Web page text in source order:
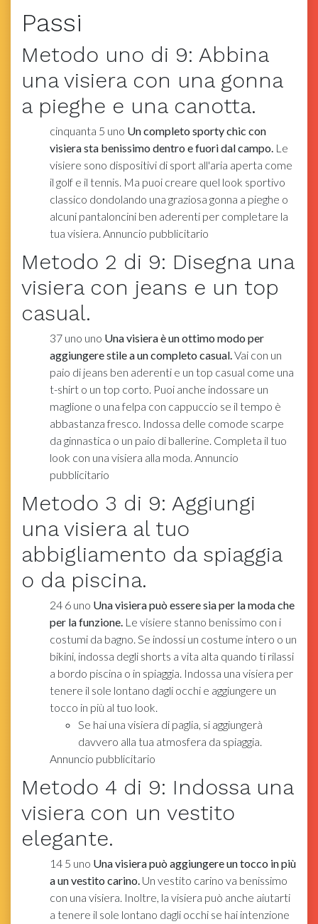
Passi
Metodo uno di 9: Abbina
una visiera con una gonna
a pieghe e una canotta.
cinquanta 5 uno Un completo sporty chic con
visiera sta benissimo dentro e fuori dal campo. Le
visiere sono dispositivi di sport all'aria aperta come
il golf e il tennis. Ma puoi creare quel look sportivo
classico dondolando una graziosa gonna a pieghe o
alcuni pantaloncini ben aderenti per completare la
tua visiera. Annuncio pubblicitario
Metodo 2 di 9: Disegna una
visiera con jeans e un top
casual.
37 uno uno Una visiera è un ottimo modo per
aggiungere stile a un completo casual.Vai con un
paio di jeans ben aderenti e un top casual come una
t-shirt o un top corto. Puoi anche indossare un
maglione o una felpa con cappuccio se il tempo è
abbastanza fresco. Indossa delle comode scarpe
da ginnastica o un paio di ballerine. Completa il tuo
look con una visiera alla moda. Annuncio
pubblicitario
Metodo 3 di 9: Aggiungi
una visiera al tuo
abbigliamento da spiaggia
o da piscina.
24 6 uno Una visiera può essere sia per la moda che
per la funzione. Le visiere stanno benissimo con i
costumi da bagno. Se indossi un costume intero o un
bikini, indossa degli shorts a vita alta quando ti rilassi
a bordo piscina o in spiaggia. Indossa una visiera per
tenere il sole lontano dagli occhi e aggiungere un
tocco in più al tuo look.
Se hai una visiera di paglia, si aggiungerà
davvero alla tua atmosfera da spiaggia.
Annuncio pubblicitario
Metodo 4 di 9: Indossa una
visiera con un vestito
elegante.
14 5 uno Una visiera può aggiungere un tocco in più
a un vestito carino. Un vestito carino va benissimo
con una visiera. Inoltre, la visiera può anche aiutarti
a tenere il sole lontano dagli occhi se hai intenzione